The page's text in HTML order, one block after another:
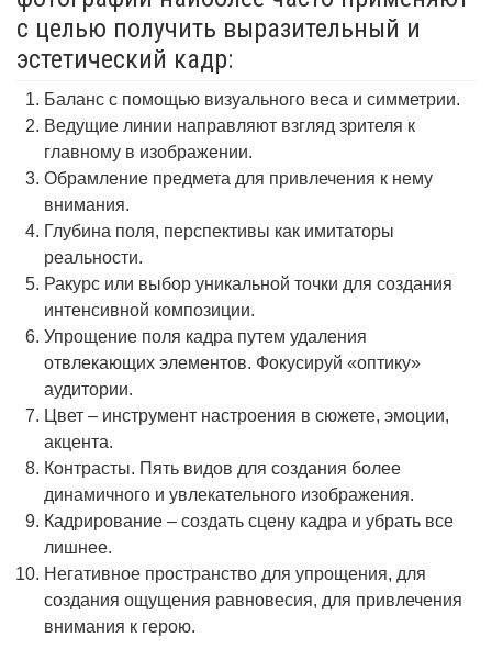
с целью получить выразительный и
эстетический кадр:
Баланс с помощью визуального веса и симметрии.
Ведущие линии направляют взгляд зрителя к
главному в изображении.
Обрамление предмета для привлечения к нему
внимания.
Глубина поля, перспективы как имитаторы
реальности.
Ракурс или выбор уникальной точки для создания
интенсивной композиции.
Упрощение поля кадра путем удаления
отвлекающих элементов. Фокусируй «оптику»
аудитории.
Цвет – инструмент настроения в сюжете, эмоции,
акцента.
Контрасты. Пять видов для создания более
динамичного и увлекательного изображения.
Кадрирование – создать сцену кадра и убрать все
лишнее.
Негативное пространство для упрощения, для
создания ощущения равновесия, для привлечения
внимания к герою.